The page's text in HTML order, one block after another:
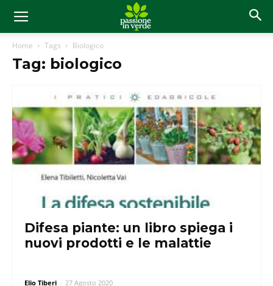
Home Tags Biologico
Tag: biologico
Difesa piante: un libro spiega i
nuovi prodotti e le malattie
Elio Tiberi - 27 Agosto 2020